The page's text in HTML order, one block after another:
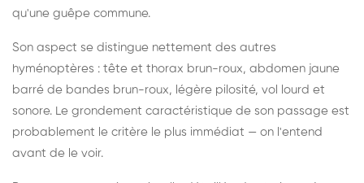
qu'une guêpe commune.
Son aspect se distingue nettement des autres
hyménoptères : tête et thorax brun-roux, abdomen jaune
barré de bandes brun-roux, légère pilosité, vol lourd et
sonore. Le grondement caractéristique de son passage est
probablement le critère le plus immédiat — on l'entend
avant de le voir.